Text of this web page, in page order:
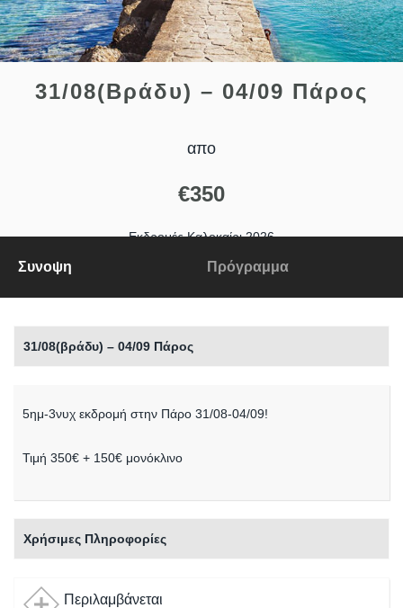
31/08(βράδυ) – 04/09 Πάρος
απο
€350
Εκδρομές Καλοκαίρι 2026
Αξιολογήσεις
0 σχόλια
Συνοψη Πρόγραμμα
31/08(βράδυ) – 04/09 Πάρος
5ημ-3νυχ εκδρομή στην Πάρο 31/08-04/09!
Τιμή 350€ + 150€ μονόκλινο
Χρήσιμες Πληροφορίες
Περιλαμβάνεται